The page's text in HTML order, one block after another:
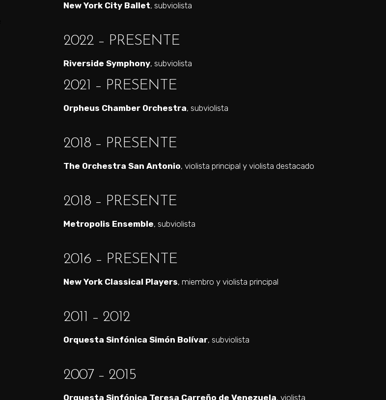
New York City Ballet, subviolista
2022 – PRESENTE
Riverside Symphony, subviolista
2021 – PRESENTE
Orpheus Chamber Orchestra, subviolista
2018 – PRESENTE
The Orchestra San Antonio, violista principal y violista destacado
2018 – PRESENTE
Metropolis Ensemble, subviolista
2016 – PRESENTE
New York Classical Players, miembro y violista principal
2011 – 2012
Orquesta Sinfónica Simón Bolívar, subviolista
2007 – 2015
Orquesta Sinfónica Teresa Carreño de Venezuela, violista